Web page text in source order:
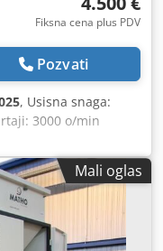
Fiksna cena plus PDV
Pozvati
, Usisna snaga:
3000 o/min
(dužina/
380 kg WINTER
TIP MA-5000
5000 m³/h
3000 o/min - Napon:
280 mm -
Mali oglas